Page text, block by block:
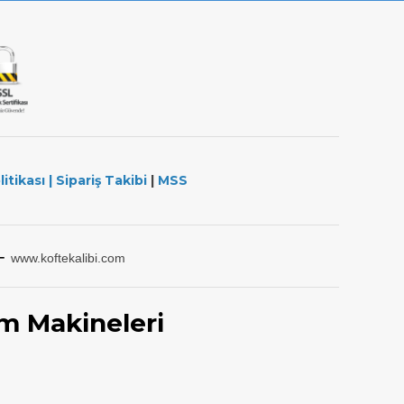
| Sipariş Takibi | MSS
www.koftekalibi.com
Makineleri